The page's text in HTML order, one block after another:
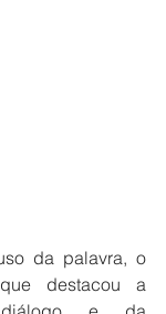
da palavra, o
destacou a